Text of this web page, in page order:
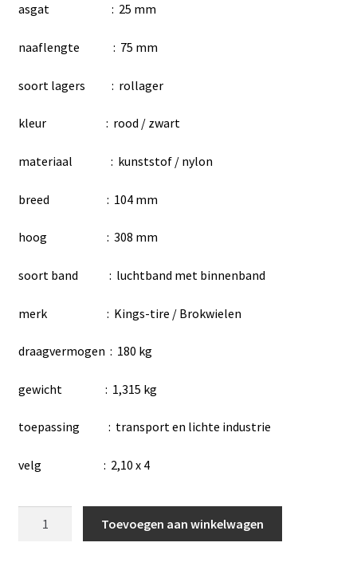
asgat : 25 mm
naaflengte : 75 mm
soort lagers : rollager
kleur : rood / zwart
materiaal : kunststof / nylon
breed : 104 mm
hoog : 308 mm
soort band : luchtband met binnenband
merk : Kings-tire / Brokwielen
draagvermogen : 180 kg
gewicht : 1,315 kg
toepassing : transport en lichte industrie
velg : 2,10 x 4
Toevoegen aan winkelwagen